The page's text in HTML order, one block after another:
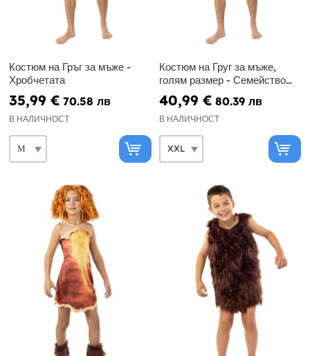
Костюм на Гръг за мъже -
Хробчетата
35,99 € 70.58 лв
В НАЛИЧНОСТ
Костюм на Груг за мъже,
голям размер - Семейство
Крудс
40,99 € 80.39 лв
В НАЛИЧНОСТ